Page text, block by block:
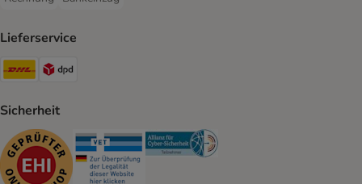
Rechnung Payment Method
Bankeinzug Payment Method
Lieferservice
DHL Shipping Method
Sicherheit
Security Security